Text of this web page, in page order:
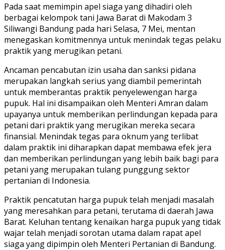
Pada saat memimpin apel siaga yang dihadiri oleh
berbagai kelompok tani Jawa Barat di Makodam 3
Siliwangi Bandung pada hari Selasa, 7 Mei, mentan
menegaskan komitmennya untuk menindak tegas pelaku
praktik yang merugikan petani.
Ancaman pencabutan izin usaha dan sanksi pidana
merupakan langkah serius yang diambil pemerintah
untuk memberantas praktik penyelewengan harga
pupuk. Hal ini disampaikan oleh Menteri Amran dalam
upayanya untuk memberikan perlindungan kepada para
petani dari praktik yang merugikan mereka secara
finansial. Menindak tegas para oknum yang terlibat
dalam praktik ini diharapkan dapat membawa efek jera
dan memberikan perlindungan yang lebih baik bagi para
petani yang merupakan tulang punggung sektor
pertanian di Indonesia.
Praktik pencatutan harga pupuk telah menjadi masalah
yang meresahkan para petani, terutama di daerah Jawa
Barat. Keluhan tentang kenaikan harga pupuk yang tidak
wajar telah menjadi sorotan utama dalam rapat apel
siaga yang dipimpin oleh Menteri Pertanian di Bandung.